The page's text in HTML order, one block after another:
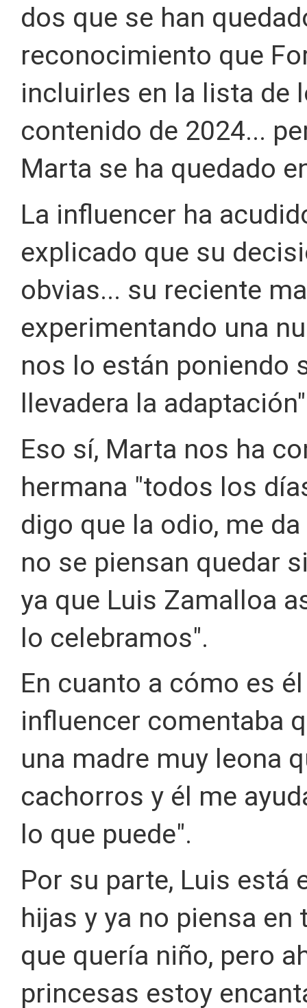
dos que se han
reconocimiento que
incluirles en la lista de
contenido de 2024...
Marta se ha quedado
La influencer ha
explicado que su
obvias... su reciente
experimentando una
nos lo están poniendo
llevadera la
Eso sí, Marta nos ha
hermana "todos los
digo que la odio, me
no se piensan quedar
ya que Luis Zamalloa
lo celebramos".
En cuanto a cómo es
influencer comentaba
una madre muy leona
cachorros y él me
lo que puede".
Por su parte, Luis está
hijas y ya no piensa
que quería niño, pero
princesas estoy